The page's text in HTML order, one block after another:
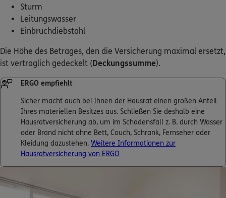
Sturm
Leitungswasser
Einbruchdiebstahl
Die Höhe des Betrages, den die Versicherung maximal ersetzt,
ist vertraglich gedeckelt (Deckungssumme).
ERGO empfiehlt
Sicher macht auch bei Ihnen der Hausrat einen großen Anteil
Ihres materiellen Besitzes aus. Schließen Sie deshalb eine
Hausratversicherung ab, um im Schadensfall z. B. durch Wasser
oder Brand nicht ohne Bett, Couch, Schrank, Fernseher oder
Kleidung dazustehen. Weitere Informationen zur
Hausratversicherung von ERGO